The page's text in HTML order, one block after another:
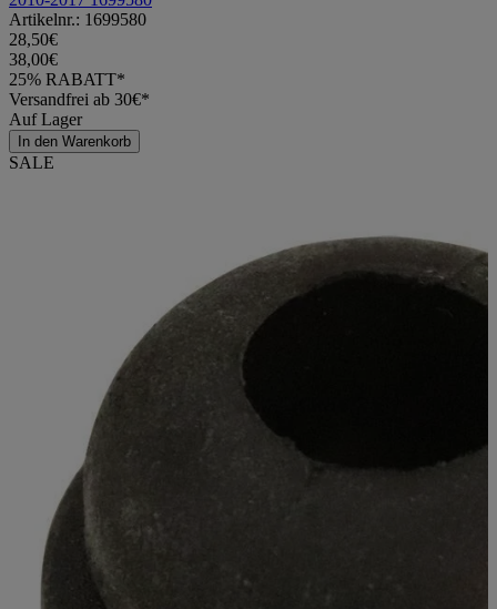
Artikelnr.: 1699580
28,50€
38,00€
25% RABATT*
Versandfrei ab 30€*
Auf Lager
In den Warenkorb
SALE